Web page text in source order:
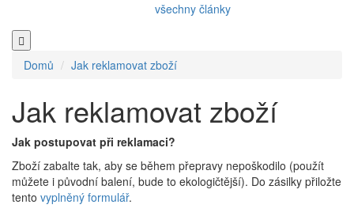
všechny články
Domů Jak reklamovat zboží
Jak reklamovat zboží
Jak postupovat při reklamaci?
Zboží zabalte tak, aby se během přepravy nepoškodilo (použít
můžete i původní balení, bude to ekologičtější). Do zásilky přiložte
tento vyplněný formulář.